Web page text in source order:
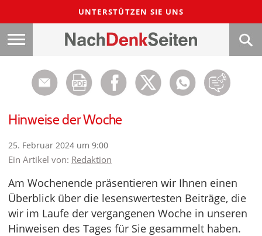
UNTERSTÜTZEN SIE UNS
Hinweise der Woche
25. Februar 2024 um 9:00
Ein Artikel von: Redaktion
Am Wochenende präsentieren wir Ihnen einen
Überblick über die lesenswertesten Beiträge, die
wir im Laufe der vergangenen Woche in unseren
Hinweisen des Tages für Sie gesammelt haben.